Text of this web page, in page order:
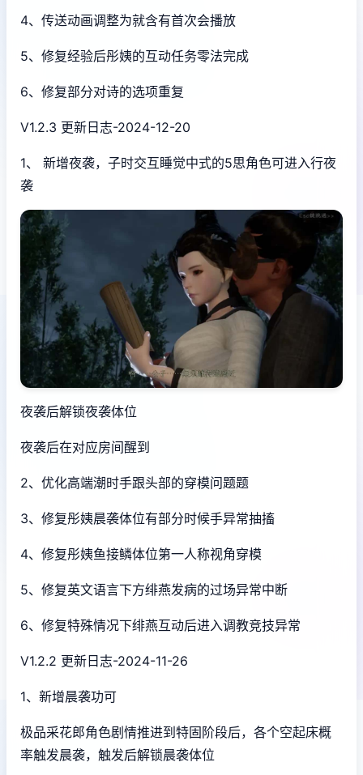
4、传送动画调整为就含有首次会播放
5、修复经验后彤姨的互动任务零法完成
6、修复部分对诗的选项重复
V1.2.3 更新日志-2024-12-20
1、 新增夜袭，子时交互睡觉中式的5思角色可进入行夜
袭
夜袭后解锁夜袭体位
夜袭后在对应房间醒到
2、优化高端潮时手跟头部的穿模问题题
3、修复彤姨晨袭体位有部分时候手异常抽搐
4、修复彤姨鱼接鳞体位第一人称视角穿模
5、修复英文语言下方绯燕发病的过场异常中断
6、修复特殊情况下绯燕互动后进入调教竞技异常
V1.2.2 更新日志-2024-11-26
1、新增晨袭功可
极品采花郎角色剧情推进到特固阶段后，各个空起床概
率触发晨袭，触发后解锁晨袭体位